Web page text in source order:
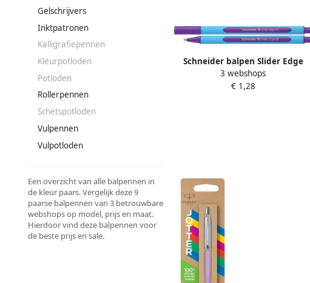
Gelschrijvers
Inktpatronen
Kalligrafiepennen
Kleurpotloden
Potloden
Rollerpennen
Schetspotloden
Vulpennen
Vulpotloden
Een overzicht van alle balpennen in
de kleur paars. Vergelijk deze 9
paarse balpennen van 3 betrouwbare
webshops op model, prijs en maat.
Hierdoor vind deze balpennen voor
de beste prijs en sale.
Schneider balpen Slider Edge
extra breed violet
3 webshops
€ 1,28